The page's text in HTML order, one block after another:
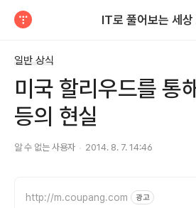
IT로 풀어보는 세상
일반 상식
미국 할리우드를 통
등의 현실
알 수 없는 사용자 2014. 8. 7. 14:46
http://m.coupang.com 광고